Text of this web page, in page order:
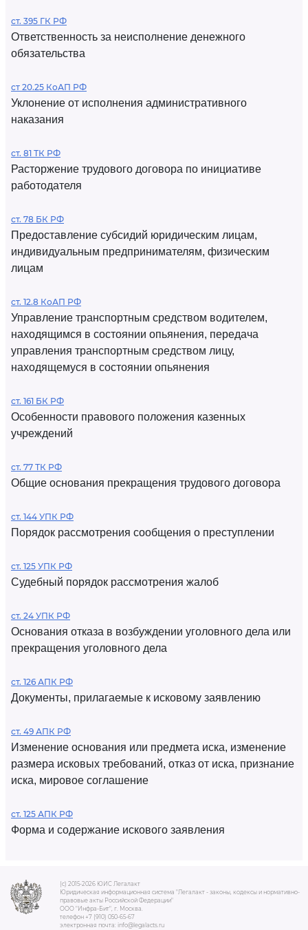
ст. 395 ГК РФ
Ответственность за неисполнение денежного
обязательства
ст 20.25 КоАП РФ
Уклонение от исполнения административного
наказания
ст. 81 ТК РФ
Расторжение трудового договора по инициативе
работодателя
ст. 78 БК РФ
Предоставление субсидий юридическим лицам,
индивидуальным предпринимателям, физическим
лицам
ст. 12.8 КоАП РФ
Управление транспортным средством водителем,
находящимся в состоянии опьянения, передача
управления транспортным средством лицу,
находящемуся в состоянии опьянения
ст. 161 БК РФ
Особенности правового положения казенных
учреждений
ст. 77 ТК РФ
Общие основания прекращения трудового договора
ст. 144 УПК РФ
Порядок рассмотрения сообщения о преступлении
ст. 125 УПК РФ
Судебный порядок рассмотрения жалоб
ст. 24 УПК РФ
Основания отказа в возбуждении уголовного дела или
прекращения уголовного дела
ст. 126 АПК РФ
Документы, прилагаемые к исковому заявлению
ст. 49 АПК РФ
Изменение основания или предмета иска, изменение
размера исковых требований, отказ от иска, признание
иска, мировое соглашение
ст. 125 АПК РФ
Форма и содержание искового заявления
(c) 2015-2026 ЮИС Легалакт
Юридическая информационная система "Легалакт - законы, кодексы и нормативно-
правовые акты Российской Федерации"
ООО "Инфра-Бит", г. Москва.
телефон +7 (910) 050-65-67
электронная почта: info@legalacts.ru